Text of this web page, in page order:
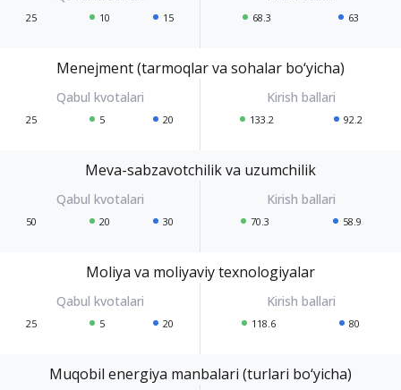
25 10 15 68.3 63
Menejment (tarmoqlar va sohalar bo‘yicha)
25 5 20 133.2 92.2
Meva-sabzavotchilik va uzumchilik
50 20 30 70.3 58.9
Moliya va moliyaviy texnologiyalar
25 5 20 118.6 80
Muqobil energiya manbalari (turlari bo‘yicha)